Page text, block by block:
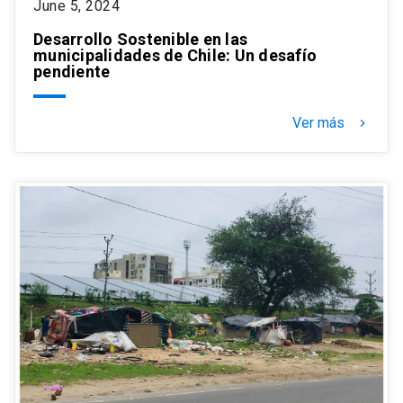
June 5, 2024
Desarrollo Sostenible en las
municipalidades de Chile: Un desafío
pendiente
Ver más keyboard_arrow_right